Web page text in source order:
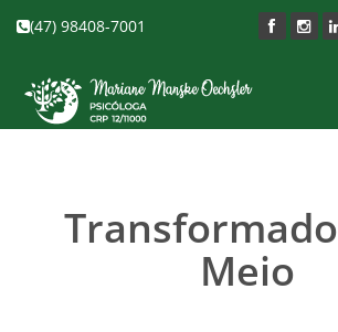
(47) 98408-7001
Meio